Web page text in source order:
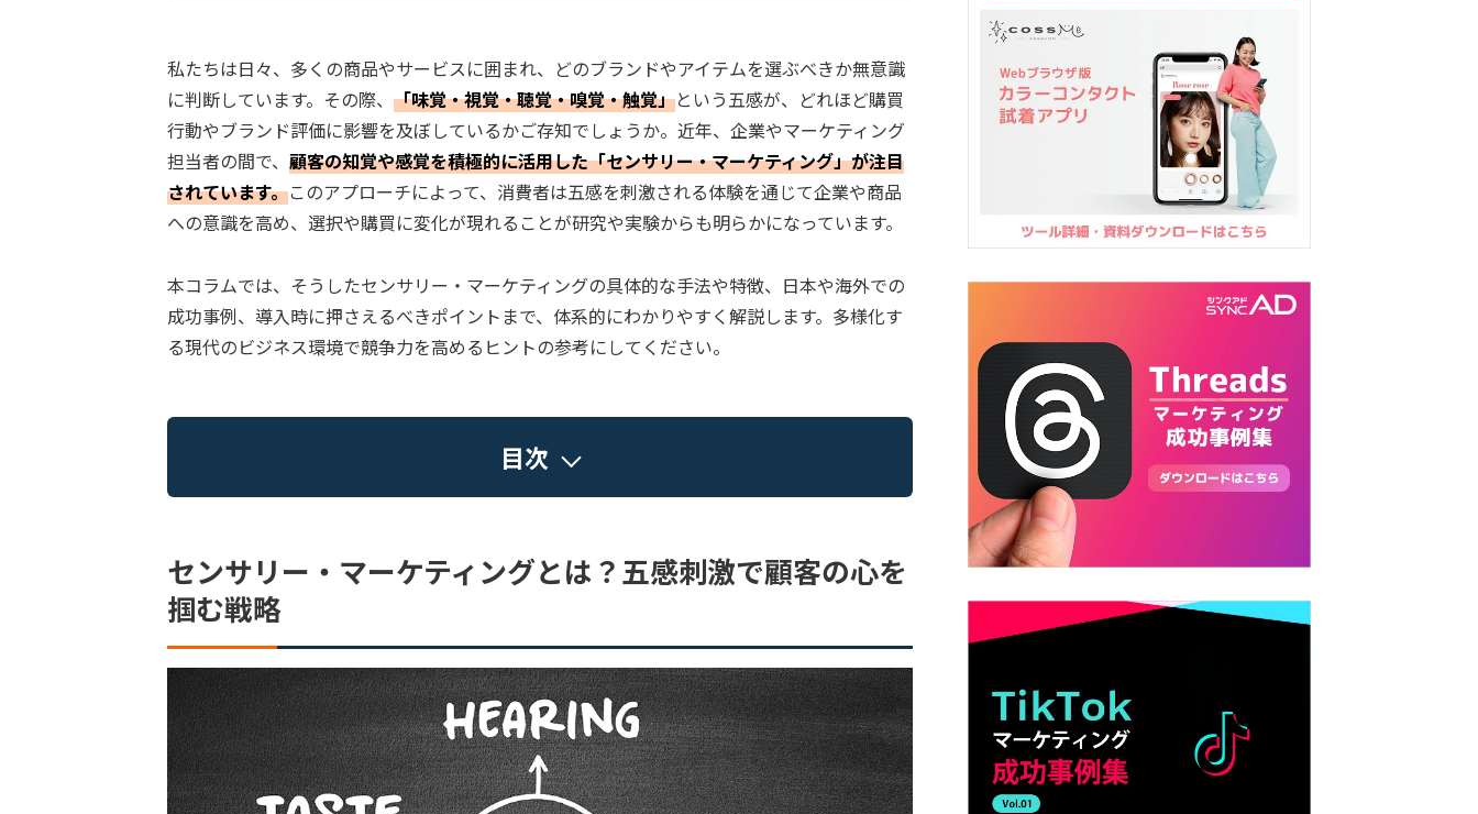
私たちは日々、多くの商品やサービスに囲まれ、どのブランドやアイテムを選ぶべきか無意識
に判断しています。その際、 「味覚・視覚・聴覚・嗅覚・触覚」という五感が、どれほど購買
行動やブランド評価に影響を及ぼしているかご存知でしょうか。近年、企業やマーケティング
担当者の間で、 顧客の知覚や感覚を積極的に活用した「センサリー・マーケティング」が注目
されています。このアプローチによって、消費者は五感を刺激される体験を通じて企業や商品
への意識を高め、選択や購買に変化が現れることが研究や実験からも明らかになっています。
本コラムでは、そうしたセンサリー・マーケティングの具体的な手法や特徴、日本や海外での
成功事例、導入時に押さえるべきポイントまで、体系的にわかりやすく解説します。多様化す
る現代のビジネス環境で競争力を高めるヒントの参考にしてください。
目次
センサリー・マーケティングとは？五感刺激で顧客の心を
掴む戦略